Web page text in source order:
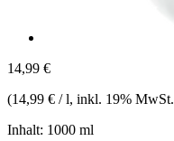
14,99 €
(14,99 € / l, inkl. 19% MwSt.
Inhalt: 1000 ml